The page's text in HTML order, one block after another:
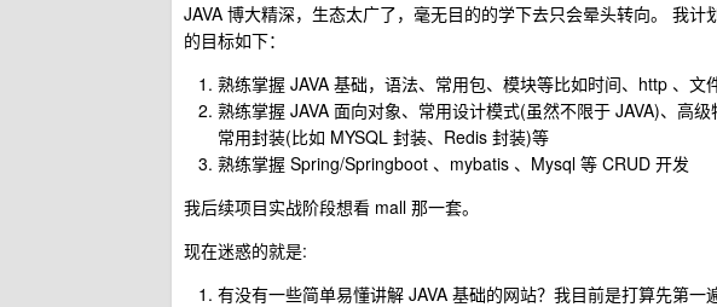
JAVA 博大精深，生态太广了，毫无目的的学下去只会晕头转向。 我
的目标如下：
熟练掌握 JAVA 基础，语法、常用包、模块等比如时间、http 、文
熟练掌握 JAVA 面向对象、常用设计模式(虽然不限于 JAVA)、高
常用封装(比如 MYSQL 封装、Redis 封装)等
熟练掌握 Spring/Springboot 、mybatis 、Mysql 等 CRUD 开发
我后续项目实战阶段想看 mall 那一套。
现在迷惑的就是:
有没有一些简单易懂讲解 JAVA 基础的网站？我目前是打算先第一